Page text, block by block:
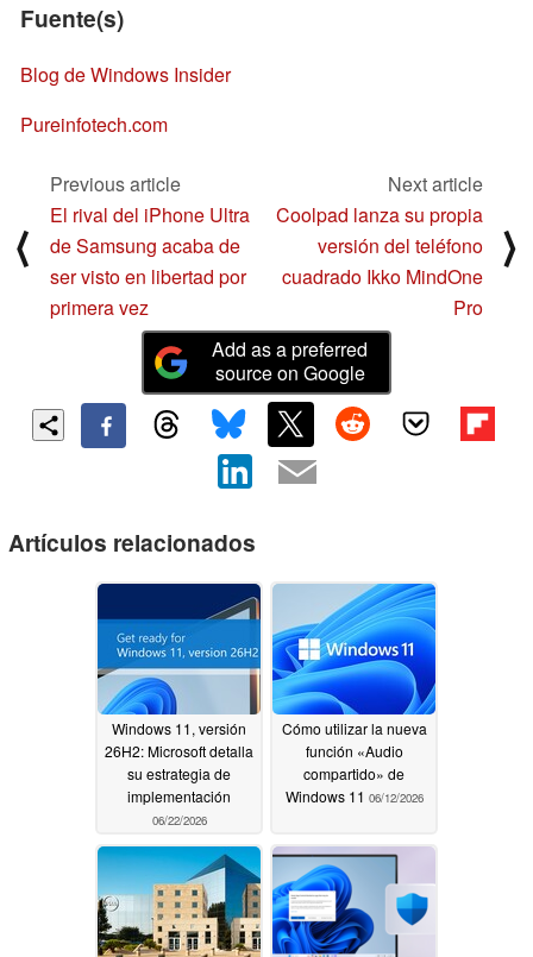
Fuente(s)
Blog de Windows Insider
Pureinfotech.com
⟨
Previous article
El rival del iPhone Ultra
de Samsung acaba de
ser visto en libertad por
primera vez
Next article
Coolpad lanza su propia
versión del teléfono
cuadrado Ikko MindOne
Pro
⟩
Add as a preferred
source on Google
Artículos relacionados
Windows 11, versión
26H2: Microsoft detalla
su estrategia de
implementación
06/22/2026
Cómo utilizar la nueva
función «Audio
compartido» de
Windows 11 06/12/2026